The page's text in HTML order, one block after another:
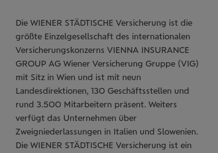
Die WIENER STÄDTISCHE Versicherung ist die
größte Einzelgesellschaft des internationalen
Versicherungskonzerns VIENNA INSURANCE
GROUP AG Wiener Versicherung Gruppe (VIG)
mit Sitz in Wien und ist mit neun
Landesdirektionen, 130 Geschäftsstellen und
rund 3.500 Mitarbeitern präsent. Weiters
verfügt das Unternehmen über
Zweigniederlassungen in Italien und Slowenien.
Die WIENER STÄDTISCHE Versicherung ist ein